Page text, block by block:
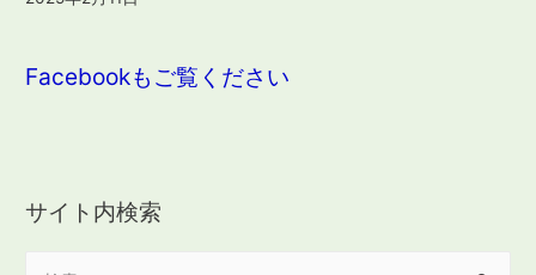
Facebookもご覧ください
サイト内検索